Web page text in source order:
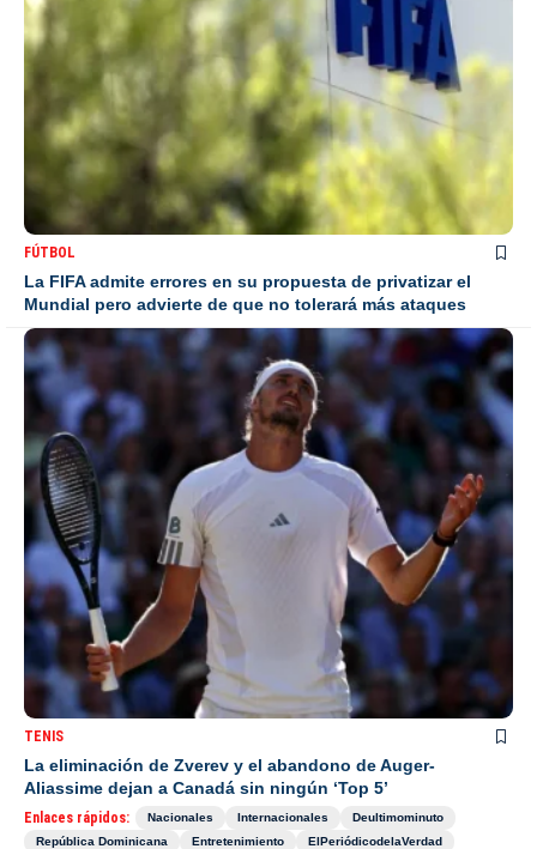
FÚTBOL
La FIFA admite errores en su propuesta de privatizar el
Mundial pero advierte de que no tolerará más ataques
TENIS
La eliminación de Zverev y el abandono de Auger-
Aliassime dejan a Canadá sin ningún ‘Top 5’
Enlaces rápidos: Nacionales Internacionales
Deultimominuto
República Dominicana
Entretenimiento
ElPeriódicodelaVerdad